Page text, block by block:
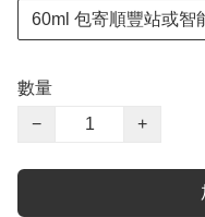
60ml 包寄順豐站或智
數量
−
+